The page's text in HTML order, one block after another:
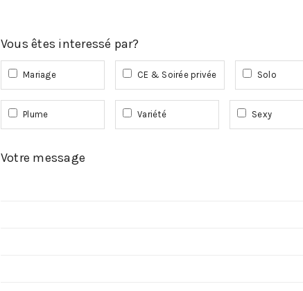
Vous êtes interessé par?
Mariage CE & Soirée privée Solo
Plume Variété Sexy
Votre message